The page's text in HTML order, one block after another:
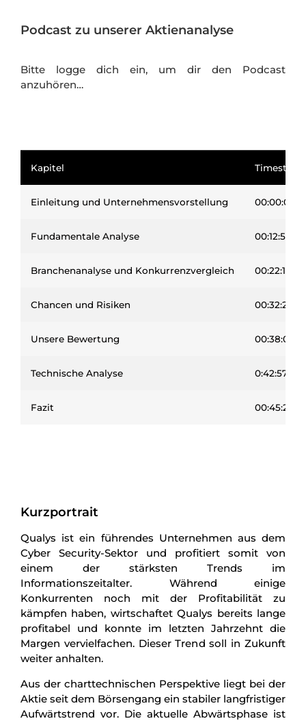
Podcast zu unserer Aktienanalyse
Bitte logge dich ein, um dir den Podcast
anzuhören…
Kapitel
Einleitung und Unternehmensvorstellung 00:00:00
Fundamentale Analyse 00:12:57
Branchenanalyse und Konkurrenzvergleich 00:22:17
Chancen und Risiken 00:32:25
Unsere Bewertung 00:38:05
Technische Analyse 0:42:57
Fazit 00:45:20
Kurzportrait
Qualys ist ein führendes Unternehmen aus dem
Cyber Security-Sektor und profitiert somit von
einem der stärksten Trends im
Informationszeitalter. Während einige
Konkurrenten noch mit der Profitabilität zu
kämpfen haben, wirtschaftet Qualys bereits lange
profitabel und konnte im letzten Jahrzehnt die
Margen vervielfachen. Dieser Trend soll in Zukunft
weiter anhalten.
Aus der charttechnischen Perspektive liegt bei der
Aktie seit dem Börsengang ein stabiler langfristiger
Aufwärtstrend vor. Die aktuelle Abwärtsphase ist